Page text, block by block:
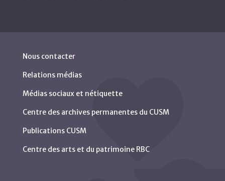
Nous contacter
Relations médias
Médias sociaux et nétiquette
Centre des archives permanentes du CUSM
Publications CUSM
Centre des arts et du patrimoine RBC